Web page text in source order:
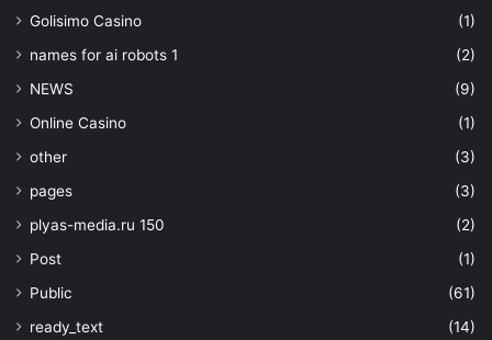
Golisimo Casino
(1)
names for ai robots 1
(2)
NEWS
(9)
Online Casino
(1)
other
(3)
pages
(3)
plyas-media.ru 150
(2)
Post
(1)
Public
(61)
ready_text
(14)